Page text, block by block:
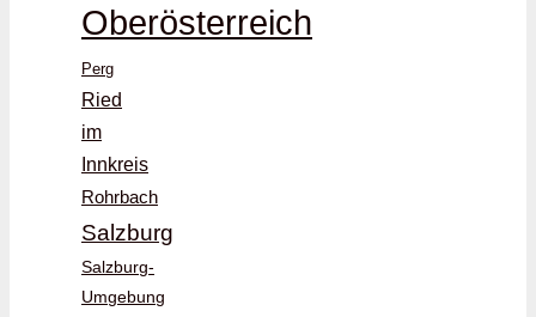
Oberösterreich
Perg
Ried
im
Innkreis
Rohrbach
Salzburg
Salzburg-
Umgebung